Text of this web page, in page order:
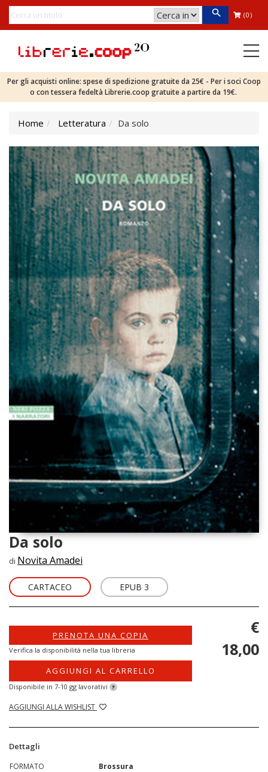
(0)
Per gli acquisti online: spese di spedizione gratuite da 25€ - Per i soci Coop
o con tessera fedeltà Librerie.coop gratuite a partire da 19€.
Home Letteratura Da solo
Da solo
di Novita Amadei
CARTACEO EPUB 3
PRENOTA UNA COPIA
Verifica la disponibilità nella tua libreria
AGGIUNGI AL CARRELLO
Disponibile in 7-10 gg lavorativi ?
AGGIUNGI ALLA WISHLIST
€
18,00
Dettagli
FORMATO
Brossura